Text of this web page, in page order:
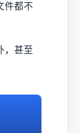
件都不
，甚至